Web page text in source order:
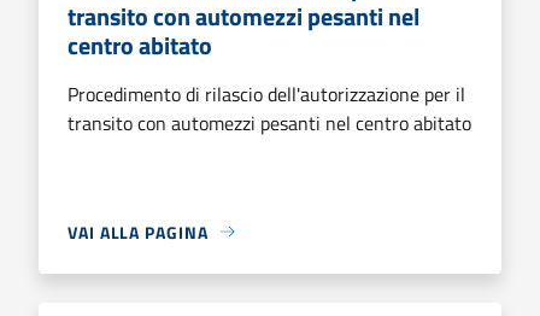
transito con automezzi pesanti nel
centro abitato
Procedimento di rilascio dell'autorizzazione per il
transito con automezzi pesanti nel centro abitato
VAI ALLA PAGINA